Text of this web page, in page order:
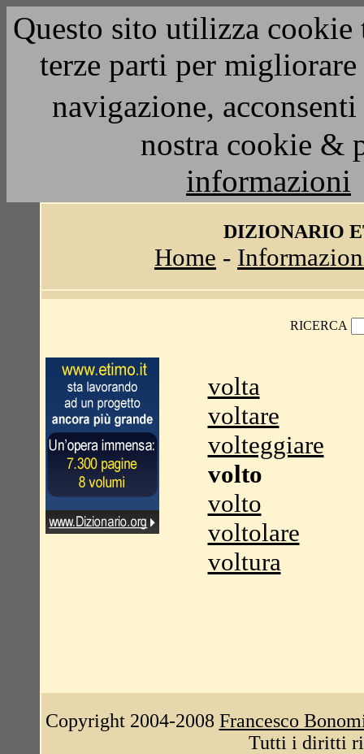
Questo sito utilizza
terze parti per
navigazione,
nostra cookie &
informazioni
DIZIONARIO
Home -
RICERCA
volta
voltare
volteggiare
volto
volto
voltolare
voltura
Copyright 2004-2008 Francesco
Tutti i diritti